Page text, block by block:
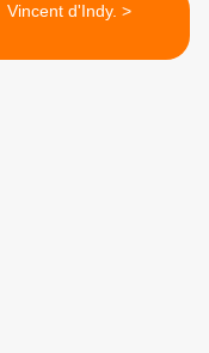
Vincent d'Indy. >